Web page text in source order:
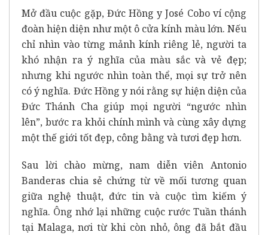
Mở đầu cuộc gặp, Đức Hồng y José Cobo ví cộng
đoàn hiện diện như một ô cửa kính màu lớn. Nếu
chỉ nhìn vào từng mảnh kính riêng lẻ, người ta
khó nhận ra ý nghĩa của màu sắc và vẻ đẹp;
nhưng khi ngước nhìn toàn thể, mọi sự trở nên
có ý nghĩa. Đức Hồng y nói rằng sự hiện diện của
Đức Thánh Cha giúp mọi người “ngước nhìn
lên”, bước ra khỏi chính mình và cùng xây dựng
một thế giới tốt đẹp, công bằng và tươi đẹp hơn.
Sau lời chào mừng, nam diễn viên Antonio
Banderas chia sẻ chứng từ về mối tương quan
giữa nghệ thuật, đức tin và cuộc tìm kiếm ý
nghĩa. Ông nhớ lại những cuộc rước Tuần thánh
tại Malaga, nơi từ khi còn nhỏ, ông đã bắt đầu